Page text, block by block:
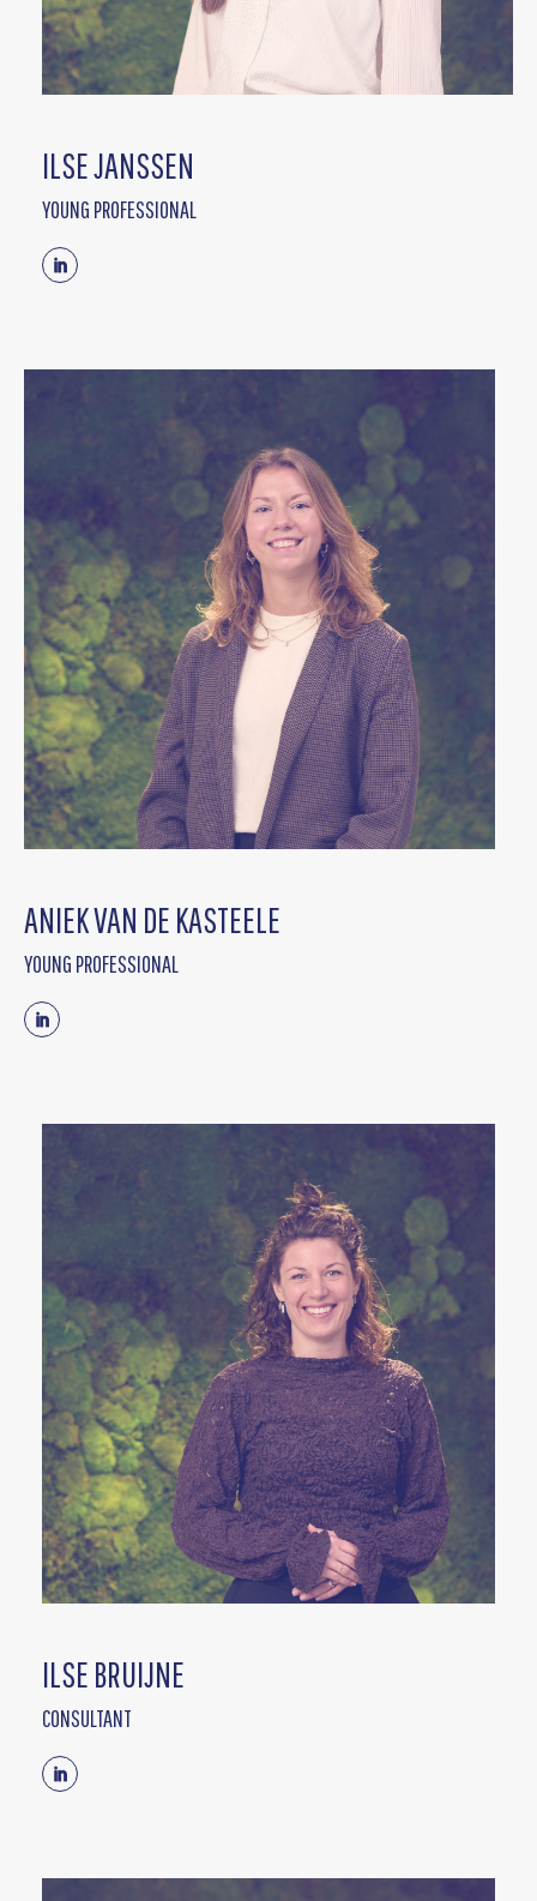
ILSE JANSSEN
YOUNG PROFESSIONAL
Linkedin
ANIEK VAN DE KASTEELE
YOUNG PROFESSIONAL
Linkedin
ILSE BRUIJNE
CONSULTANT
Linkedin